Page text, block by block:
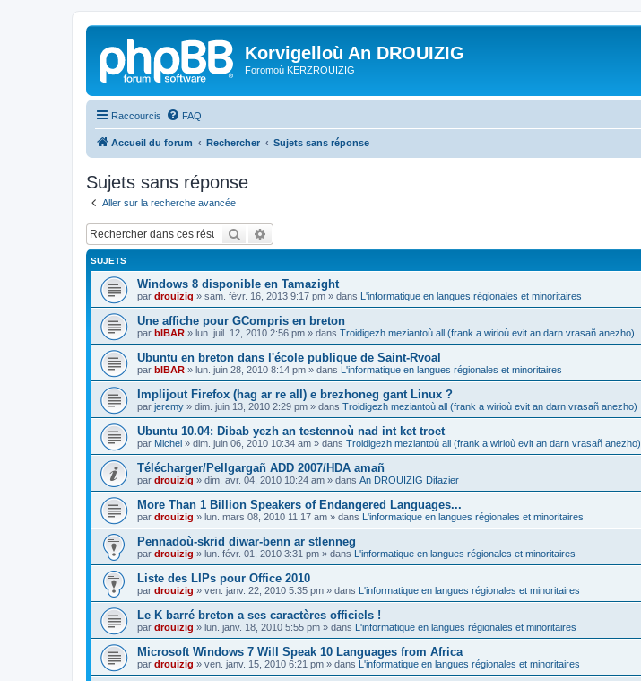
Korvigelloù An DROUIZIG
Foromoù KERZROUIZIG
Raccourcis FAQ
Accueil du forum Rechercher Sujets sans réponse
Sujets sans réponse
Aller sur la recherche avancée
Rechercher
SUJETS
Windows 8 disponible en Tamazight
par drouizig » sam. févr. 16, 2013 9:17 pm » dans L'informatique en langues régionales et minoritaires
Une affiche pour GCompris en breton
par bIBAR » lun. juil. 12, 2010 2:56 pm » dans Troidigezh meziantoù all (frank a wirioù evit an darn vrasañ anezho)
Ubuntu en breton dans l'école publique de Saint-Rvoal
par bIBAR » lun. juin 28, 2010 8:14 pm » dans L'informatique en langues régionales et minoritaires
Implijout Firefox (hag ar re all) e brezhoneg gant Linux ?
par jeremy » dim. juin 13, 2010 2:29 pm » dans Troidigezh meziantoù all (frank a wirioù evit an darn vrasañ anezho)
Ubuntu 10.04: Dibab yezh an testennoù nad int ket troet
par Michel » dim. juin 06, 2010 10:34 am » dans Troidigezh meziantoù all (frank a wirioù evit an darn vrasañ anezho)
Télécharger/Pellgargañ ADD 2007/HDA amañ
par drouizig » dim. avr. 04, 2010 10:24 am » dans An DROUIZIG Difazier
More Than 1 Billion Speakers of Endangered Languages...
par drouizig » lun. mars 08, 2010 11:17 am » dans L'informatique en langues régionales et minoritaires
Pennadoù-skrid diwar-benn ar stlenneg
par drouizig » lun. févr. 01, 2010 3:31 pm » dans L'informatique en langues régionales et minoritaires
Liste des LIPs pour Office 2010
par drouizig » ven. janv. 22, 2010 5:35 pm » dans L'informatique en langues régionales et minoritaires
Le K barré breton a ses caractères officiels !
par drouizig » lun. janv. 18, 2010 5:55 pm » dans L'informatique en langues régionales et minoritaires
Microsoft Windows 7 Will Speak 10 Languages from Africa
par drouizig » ven. janv. 15, 2010 6:21 pm » dans L'informatique en langues régionales et minoritaires